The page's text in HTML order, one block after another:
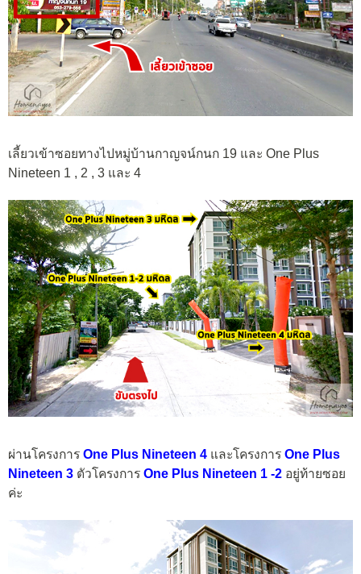
เลี้ยวเข้าซอยทางไปหมู่บ้านกาญจน์กนก 19 และ One Plus
Nineteen 1 , 2 , 3 และ 4
ผ่านโครงการ One Plus Nineteen 4 และโครงการ One Plus
Nineteen 3 ตัวโครงการ One Plus Nineteen 1 -2 อยู่ท้ายซอย
ค่ะ